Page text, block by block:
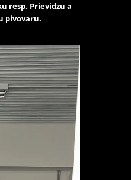
resp. Prievidzu a
pivovaru.